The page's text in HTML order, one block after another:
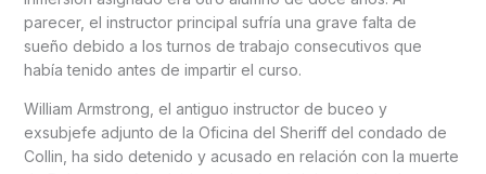
parecer, el instructor principal sufría una grave falta de
sueño debido a los turnos de trabajo consecutivos que
había tenido antes de impartir el curso.
William Armstrong, el antiguo instructor de buceo y
exsubjefe adjunto de la Oficina del Sheriff del condado de
Collin, ha sido detenido y acusado en relación con la muerte